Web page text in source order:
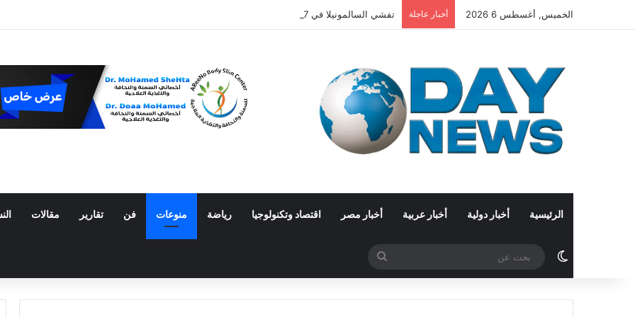
الخميس, أغسطس 6 2026 أخبار عاجلة تفشي السالمونيلا في 27 ولاية أمريكية.. الاشتباه بفلفل هالبينو مستورد من المكسيك
الرئيسية أخبار دولية أخبار عربية أخبار مصر اقتصاد وتكنولوجيا رياضة منوعات فن تقارير مقالات
الوضع المظلم
بحث
عن